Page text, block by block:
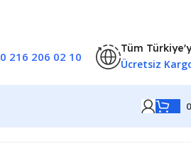
0 216 206 02 10
Tüm
Ücretsiz